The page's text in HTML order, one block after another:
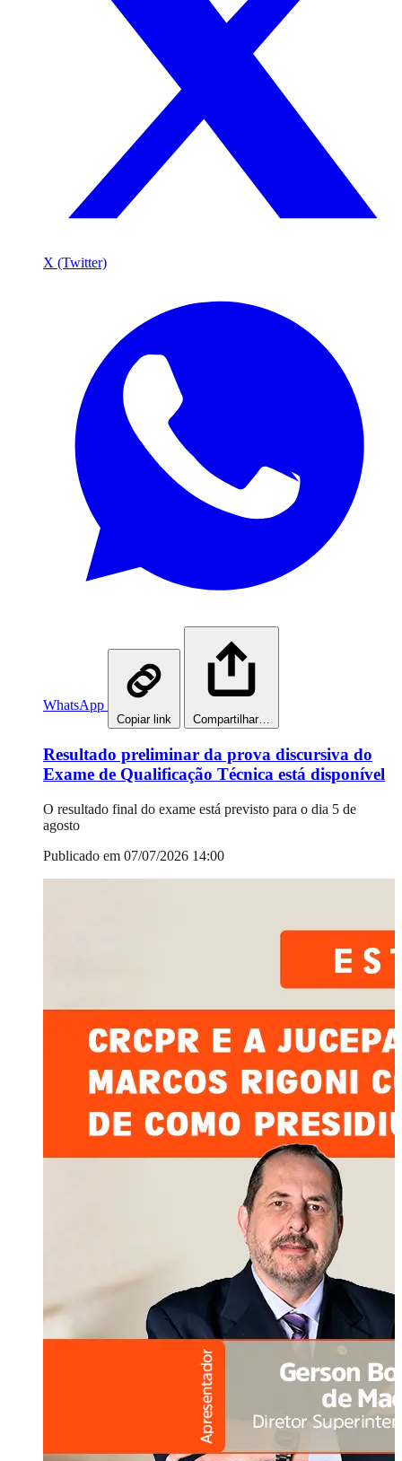
X (Twitter)
WhatsApp
Copiar link Compartilhar…
Resultado preliminar da prova discursiva do
Exame de Qualificação Técnica está disponível
O resultado final do exame está previsto para o dia 5 de
agosto
Publicado em 07/07/2026 14:00